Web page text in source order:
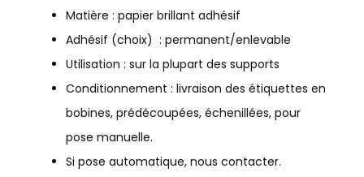
Matière : papier brillant adhésif
Adhésif (choix) : permanent/enlevable
Utilisation : sur la plupart des supports
Conditionnement : livraison des étiquettes en
bobines, prédécoupées, échenillées, pour
pose manuelle.
Si pose automatique, nous contacter.